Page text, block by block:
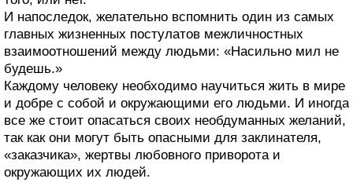
И напоследок, желательно вспомнить один из самых
главных жизненных постулатов межличностных
взаимоотношений между людьми: «Насильно мил не
будешь.»
Каждому человеку необходимо научиться жить в мире
и добре с собой и окружающими его людьми. И иногда
все же стоит опасаться своих необдуманных желаний,
так как они могут быть опасными для заклинателя,
«заказчика», жертвы любовного приворота и
окружающих их людей.